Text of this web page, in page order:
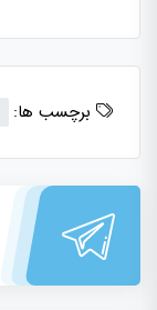
برچسب ها: